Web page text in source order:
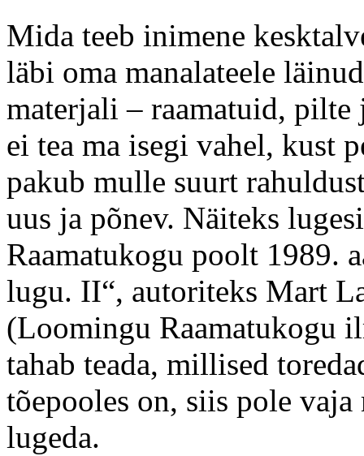
Mida teeb inimene
läbi oma manalateele
materjali – raamatuid,
ei tea ma isegi vahel, kust
pakub mulle suurt
uus ja põnev. Näiteks
Raamatukogu poolt 1989.
lugu. II“, autoriteks Mart
(Loomingu Raamatukogu
tahab teada, millised
tõepooles on, siis pole
lugeda.